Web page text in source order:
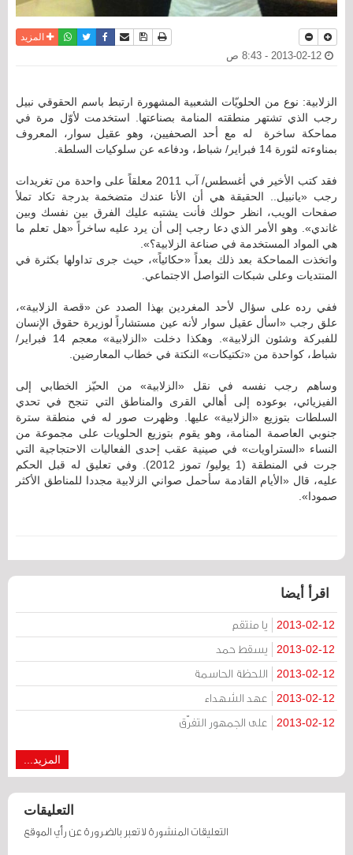
نسخة للطباعة
حفظ الموضوع
أرسل الى صديق
فيسبوكتويترواتسابالمزيد
الزلابية: نوع من الحلويّات الشعبية المشهورة ارتبط باسم الحقوقي نبيل
رجب الذي تشتهر منطقته المنامة بصناعتها. استخدمت لأوّل مرة في
مماحكة ساخرة له مع أحد الصحفيين، وهو عقيل سوار، المعروف
بمناوءته لثورة 14 فبراير/ شباط، ودفاعه عن سلوكيات السلطة.
فقد كتب الأخير في أغسطس/ آب 2011 معلقاً على واحدة من تغريدات
رجب «يانبيل.. الحقيقة هي أن الأنا عندك متضخمة بدرجة تكاد تملأ
صفحات الويب، انظر حولك فأنت يشتبه عليك الفرق بين نفسك وبين
غاندي». وهو الأمر الذي دعا رجب إلى أن يرد عليه ساخراً «هل تعلم ما
هي المواد المستخدمة في صناعة الزلابية؟».
واتخذت المماحكة بعد ذلك بعداً «حكائياً»، حيث جرى تداولها بكثرة في
المنتديات وعلى شبكات التواصل الاجتماعي.
ففي رده على سؤال لأحد المغردين بهذا الصدد عن «قصة الزلابية»،
علق رجب «اسأل عقيل سوار لأنه عين مستشاراً لوزيرة حقوق الإنسان
للفبركة وشئون الزلابية». وهكذا دخلت «الزلابية» معجم 14 فبراير/
شباط، كواحدة من «تكتيكات» النكتة في خطاب المعارضين.
وساهم رجب نفسه في نقل «الزلابية» من الحيّز الخطابي إلى
الفيزيائي، بوعوده إلى أهالي القرى والمناطق التي تنجح في تحدي
السلطات بتوزيع «الزلابية» عليها. وظهرت صور له في منطقة سترة
جنوبي العاصمة المنامة، وهو يقوم بتوزيع الحلويات على مجموعة من
النساء «الستراويات» في صينية عقب إحدى الفعاليات الاحتجاجية التي
جرت في المنطقة (1 يوليو/ تموز 2012). وفي تعليق له قبل الحكم
عليه، قال «الأيام القادمة سأحمل صواني الزلابية مجددا للمناطق الأكثر
صمودا».
اقرأ أيضا
2013-02-12 يا منتقم
2013-02-12 يسقط حمد
2013-02-12 اللحظة الحاسمة
2013-02-12 عهد الشهداء
2013-02-12 على الجمهور التفرّق
المزيد...
التعليقات
التعليقات المنشورة لا تعبر بالضرورة عن رأي الموقع